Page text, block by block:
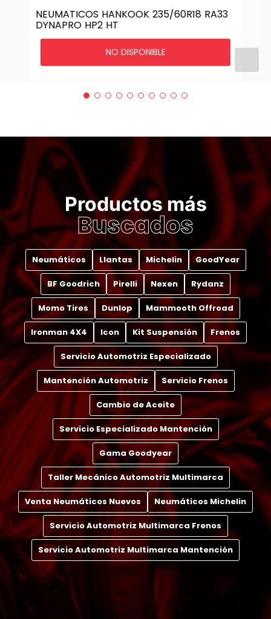
NEUMATICOS HANKOOK 235/60R18 RA33
DYNAPRO HP2 HT
NO DISPONIBLE
Productos más
Buscados
Neumáticos Llantas Michelin GoodYear
BF Goodrich Pirelli Nexen Rydanz
Momo Tires Dunlop Mammooth Offroad
Ironman 4X4 Icon Kit Suspensión Frenos
Servicio Automotriz Especializado
Mantención Automotriz Servicio Frenos
Cambio de Aceite
Servicio Especializado Mantención
Gama Goodyear
Taller Mecánico Automotriz Multimarca
Venta Neumáticos Nuevos Neumáticos Michelin
Servicio Automotriz Multimarca Frenos
Servicio Automotriz Multimarca Mantención